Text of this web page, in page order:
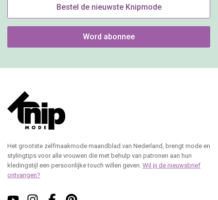
Bestel de nieuwste Knipmode
Word abonnee
Het grootste zelfmaakmode maandblad van Nederland, brengt mode en
stylingtips voor alle vrouwen die met behulp van patronen aan hun
kledingstijl een persoonlijke touch willen geven. Wil jij de nieuwsbrief
ontvangen?